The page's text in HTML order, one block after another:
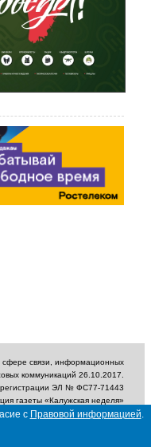
сфере связи, информационных
коммуникаций 26.10.2017.
регистрации ЭЛ № ФС77-71443
газеты «Калужская неделя»
/ Телефон редакции: 400-
с Правовой информацией.